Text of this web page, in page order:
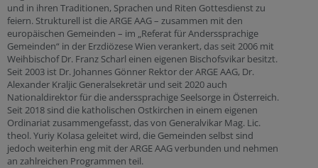
und in ihren Traditionen, Sprachen und Riten Gottesdienst zu
feiern. Strukturell ist die ARGE AAG – zusammen mit den
europäischen Gemeinden – im „Referat für Anderssprachige
Gemeinden“ in der Erzdiözese Wien verankert, das seit 2006 mit
Weihbischof Dr. Franz Scharl einen eigenen Bischofsvikar besitzt.
Seit 2003 ist Dr. Johannes Gönner Rektor der ARGE AAG, Dr.
Alexander Kraljic Generalsekretär und seit 2020 auch
Nationaldirektor für die anderssprachige Seelsorge in Österreich.
Seit 2018 sind die katholischen Ostkirchen in einem eigenen
Ordinariat zusammengefasst, das von Generalvikar Mag. Lic.
theol. Yuriy Kolasa geleitet wird, die Gemeinden selbst sind
jedoch weiterhin eng mit der ARGE AAG verbunden und nehmen
an zahlreichen Programmen teil.